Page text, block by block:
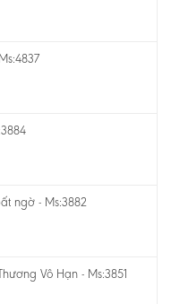
ngờ - Ms:3882
Vô Hạn - Ms:3851